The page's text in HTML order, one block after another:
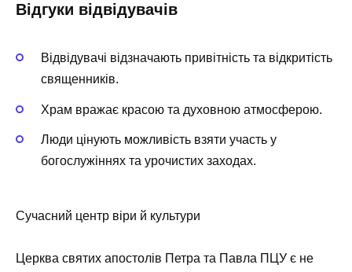
Відгуки відвідувачів
Відвідувачі відзначають привітність та відкритість
священників.
Храм вражає красою та духовною атмосферою.
Люди цінують можливість взяти участь у
богослужіннях та урочистих заходах.
Сучасний центр віри й культури
Церква святих апостолів Петра та Павла ПЦУ є не